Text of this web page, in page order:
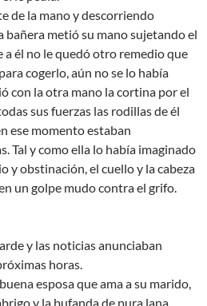
de la mano y descorriendo
bañera metió su mano sujetando el
a él no le quedó otro remedio que
cogerlo, aún no se lo había
con la otra mano la cortina por el
sus fuerzas las rodillas de él
ese momento estaban
Tal y como ella lo había imaginado
y obstinación, el cuello y la cabeza
un golpe mudo contra el grifo.
y las noticias anunciaban
horas.
esposa que ama a su marido,
y la bufanda de pura lana